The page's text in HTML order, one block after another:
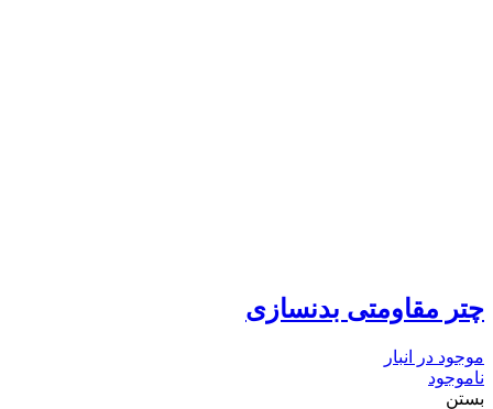
چتر مقاومتی بدنسازی
موجود در انبار
ناموجود
بستن